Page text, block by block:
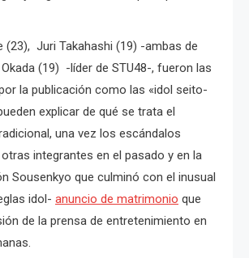
(23), Juri Takahashi (19) -ambas de
(19) -líder de STU48-, fueron las
la publicación como las «idol seito-
explicar de qué se trata el
una vez los escándalos
integrantes en el pasado y en la
Sousenkyo que culminó con el inusual
idol- anuncio de matrimonio que
de la prensa de entretenimiento en